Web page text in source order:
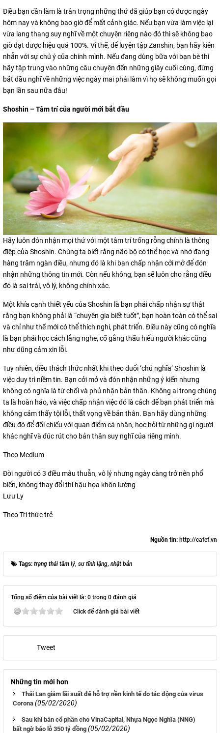
Điều bạn cần làm là trân trọng những thứ đã giúp bạn có được ngày
hôm nay và không bao giờ để mất cảnh giác. Nếu bạn vừa làm việc lại
vừa lang thang suy nghĩ về một chuyện riêng nào đó thì sẽ không bao
giờ đạt được hiệu quả 100%. Vì thế, để luyện tập Zanshin, bạn hãy kiên
nhẫn với sự chú ý của chính mình. Nếu đang dùng bữa với bạn bè thì
hãy tập trung vào những câu chuyện đến những giây cuối cùng, đừng
bắt đầu nghĩ về những việc ngày mai phải làm vì họ sẽ không muốn gọi
bạn lần sau nữa đâu!
Shoshin – Tâm trí của người mới bắt đầu
Hãy luôn đón nhận mọi thứ với một tâm trí trống rỗng chính là thông
điệp của Shoshin. Chúng ta biết rằng não bộ có thể học và nhớ đang
hàng trăm ngàn điều, nhưng đó là khi bạn chấp nhận cởi mở để đón
nhận những thông tin mới. Còn nếu không, bạn sẽ luôn cho rằng điều
đó là sai trái, vô lý, không chính xác.
Một khía cạnh thiết yếu của Shoshin là bạn phải chấp nhận sự thật
rằng bạn không phải là “chuyên gia biết tuốt”, bạn hoàn toàn có thể sai
và chỉ như thế mới có thể thích nghi, phát triển. Điều này cũng có nghĩa
là bạn phải học cách lắng nghe, cố gắng thấu hiểu người khác cũng
như dũng cảm xin lỗi.
Tuy nhiên, điều thách thức nhất khi theo đuổi ‘chủ nghĩa’ Shoshin là
việc duy trì niềm tin. Bạn cởi mở và đón nhận những ý kiến nhưng
không có nghĩa là từ chối và phủ nhận bản thân. Không ai trong chúng
ta là hoàn hảo, và việc chấp nhận việc đó là cách để bạn phát triển mà
không cảm thấy tội lỗi, thất vọng về bản thân. Bạn hãy dùng những
điều đó để đối chiếu với quan điểm cá nhân, học hỏi từ những gì người
khác nghĩ và đúc rút cho bản thân suy nghĩ của riêng mình.
Theo Medium
Đời người có 3 điều mâu thuẫn, vô lý nhưng ngày càng trở nên phổ
biến, không thay đổi thì hậu họa khôn lường
Lưu Ly
Theo Trí thức trẻ
Nguồn tin: http://cafef.vn
Tags: trạng thái tâm lý, sự tĩnh lặng, nhật bản
Tổng số điểm của bài viết là: 0 trong 0 đánh giá
Click để đánh giá bài viết
Tweet
Những tin mới hơn
Thái Lan giảm lãi suất để hỗ trợ nền kinh tế do tác động của virus
Corona (05/02/2020)
Sau khi bán cổ phần cho VinaCapital, Nhựa Ngọc Nghĩa (NNG)
bất ngờ báo lỗ 350 tỷ đồng (05/02/2020)